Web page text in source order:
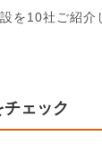
を10社ご紹介
ェック